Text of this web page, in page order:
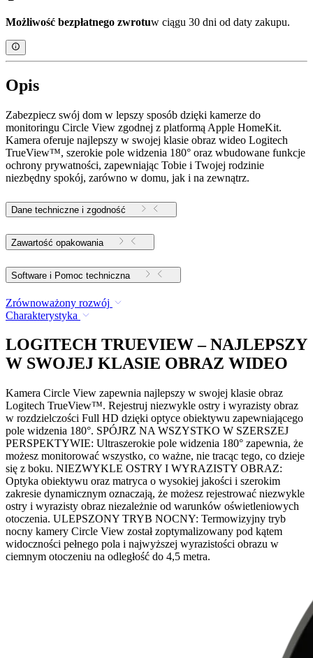
Możliwość bezpłatnego zwrotuw ciągu 30 dni od daty zakupu.
Opis
Zabezpiecz swój dom w lepszy sposób dzięki kamerze do
monitoringu Circle View zgodnej z platformą Apple HomeKit.
Kamera oferuje najlepszy w swojej klasie obraz wideo Logitech
TrueView™, szerokie pole widzenia 180° oraz wbudowane funkcje
ochrony prywatności, zapewniając Tobie i Twojej rodzinie
niezbędny spokój, zarówno w domu, jak i na zewnątrz.
Dane techniczne i zgodność
Zawartość opakowania
Software i Pomoc techniczna
Zrównoważony rozwój
Charakterystyka
LOGITECH TRUEVIEW – NAJLEPSZY
W SWOJEJ KLASIE OBRAZ WIDEO
Kamera Circle View zapewnia najlepszy w swojej klasie obraz
Logitech TrueView™. Rejestruj niezwykle ostry i wyrazisty obraz
w rozdzielczości Full HD dzięki optyce obiektywu zapewniającego
pole widzenia 180°. SPÓJRZ NA WSZYSTKO W SZERSZEJ
PERSPEKTYWIE: Ultraszerokie pole widzenia 180° zapewnia, że
możesz monitorować wszystko, co ważne, nie tracąc tego, co dzieje
się z boku. NIEZWYKLE OSTRY I WYRAZISTY OBRAZ:
Optyka obiektywu oraz matryca o wysokiej jakości i szerokim
zakresie dynamicznym oznaczają, że możesz rejestrować niezwykle
ostry i wyrazisty obraz niezależnie od warunków oświetleniowych
otoczenia. ULEPSZONY TRYB NOCNY: Termowizyjny tryb
nocny kamery Circle View został zoptymalizowany pod kątem
widoczności pełnego pola i najwyższej wyrazistości obrazu w
ciemnym otoczeniu na odległość do 4,5 metra.